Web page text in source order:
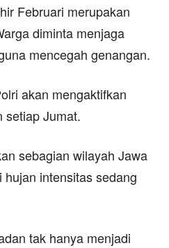
Februari merupakan
diminta menjaga
mencegah genangan.
akan mengaktifkan
setiap Jumat.
sebagian wilayah Jawa
intensitas sedang
tak hanya menjadi